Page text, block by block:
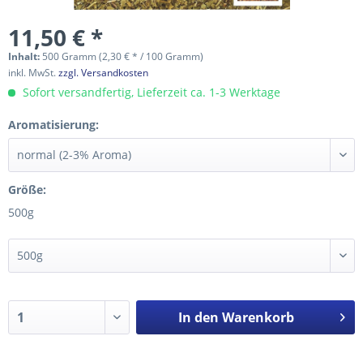
11,50 € *
Inhalt: 500 Gramm (2,30 € * / 100 Gramm)
inkl. MwSt.zzgl. Versandkosten
Sofort versandfertig, Lieferzeit ca. 1-3 Werktage
Aromatisierung:
Größe:
500g
In den Warenkorb